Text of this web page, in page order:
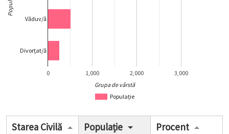
Populație
0 1,000 2,000 3,000
Văduv/ă
Divorțat/ă
Grupa de vârstă
Starea Civilă Populație
Procent